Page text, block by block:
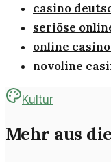
casino
seriöse
online
novoline
Kultur
Mehr aus